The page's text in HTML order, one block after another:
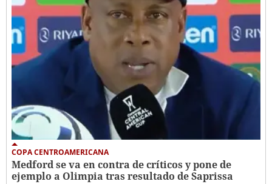
COPA CENTROAMERICANA
Medford se va en contra de críticos y pone de
ejemplo a Olimpia tras resultado de Saprissa